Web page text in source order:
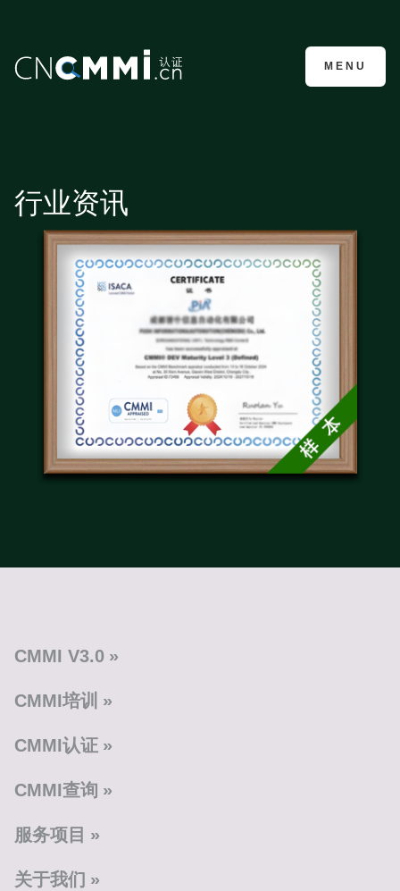
CMMI认证咨询
MENU
行业资讯
CMMI V3.0
CMMI培训
CMMI认证
CMMI查询
服务项目
关于我们